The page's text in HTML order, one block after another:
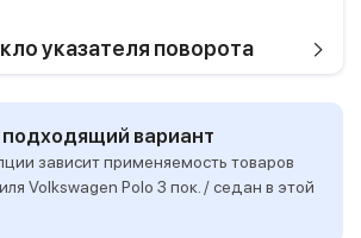
указателя поворота
вариант
зависит применяемость товаров
Volkswagen Polo 3 пок. / седан в этой